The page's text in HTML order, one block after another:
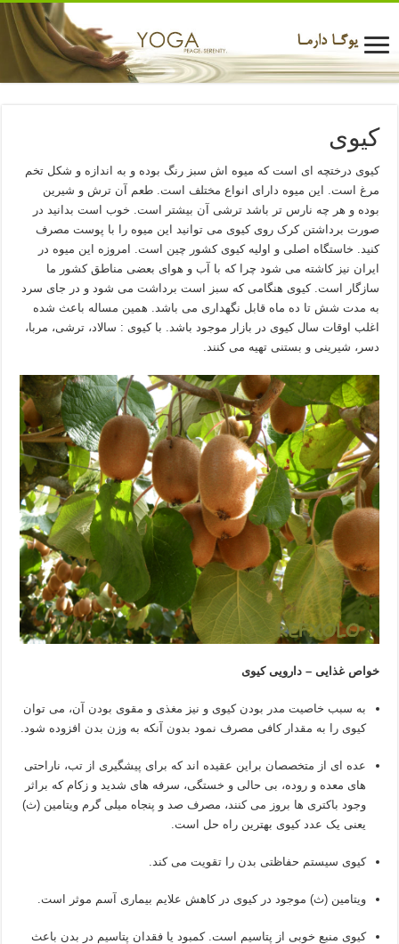
کیوی
کیوی درختچه ای است که میوه اش سبز رنگ بوده و به اندازه و شکل تخم
مرغ است. این میوه دارای انواع مختلف است. طعم آن ترش و شیرین
بوده و هر چه نارس تر باشد ترشی آن بیشتر است. خوب است بدانید در
صورت برداشتن کرک روی کیوی می توانید این میوه را با پوست مصرف
کنید. خاستگاه اصلی و اولیه کیوی کشور چین است. امروزه این میوه در
ایران نیز کاشته می شود چرا که با آب و هوای بعضی مناطق کشور ما
سازگار است. کیوی هنگامی که سبز است برداشت می شود و در جای سرد
به مدت شش تا ده ماه قابل نگهداری می باشد. همین مساله باعث شده
اغلب اوقات سال کیوی در بازار موجود باشد. با کیوی : سالاد، ترشی، مربا،
دسر، شیرینی و بستنی تهیه می کنند.
خواص غذایی– دارویی کیوی
به سبب خاصیت مدر بودن کیوی و نیز مغذی و مقوی بودن آن، می توان
کیوی را به مقدار کافی مصرف نمود بدون آنکه به وزن بدن افزوده شود.
عده ای از متخصصان براین عقیده اند که برای پیشگیری از تب، ناراحتی
های معده و روده، بی حالی و خستگی، سرفه های شدید و زکام که براثر
وجود باکتری ها بروز می کنند، مصرف صد و پنجاه میلی گرم ویتامین (ث)
یعنی یک عدد کیوی بهترین راه حل است.
کیوی سیستم حفاظتی بدن را تقویت می کند.
ویتامین (ث) موجود در کیوی در کاهش علایم بیماری آسم موثر است.
کیوی منبع خوبی از پتاسیم است. کمبود یا فقدان پتاسیم در بدن باعث